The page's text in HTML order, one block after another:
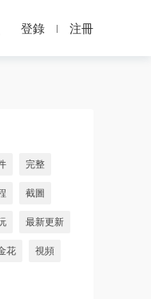
登錄 注冊
完整
截圖
最新更新
花 視頻